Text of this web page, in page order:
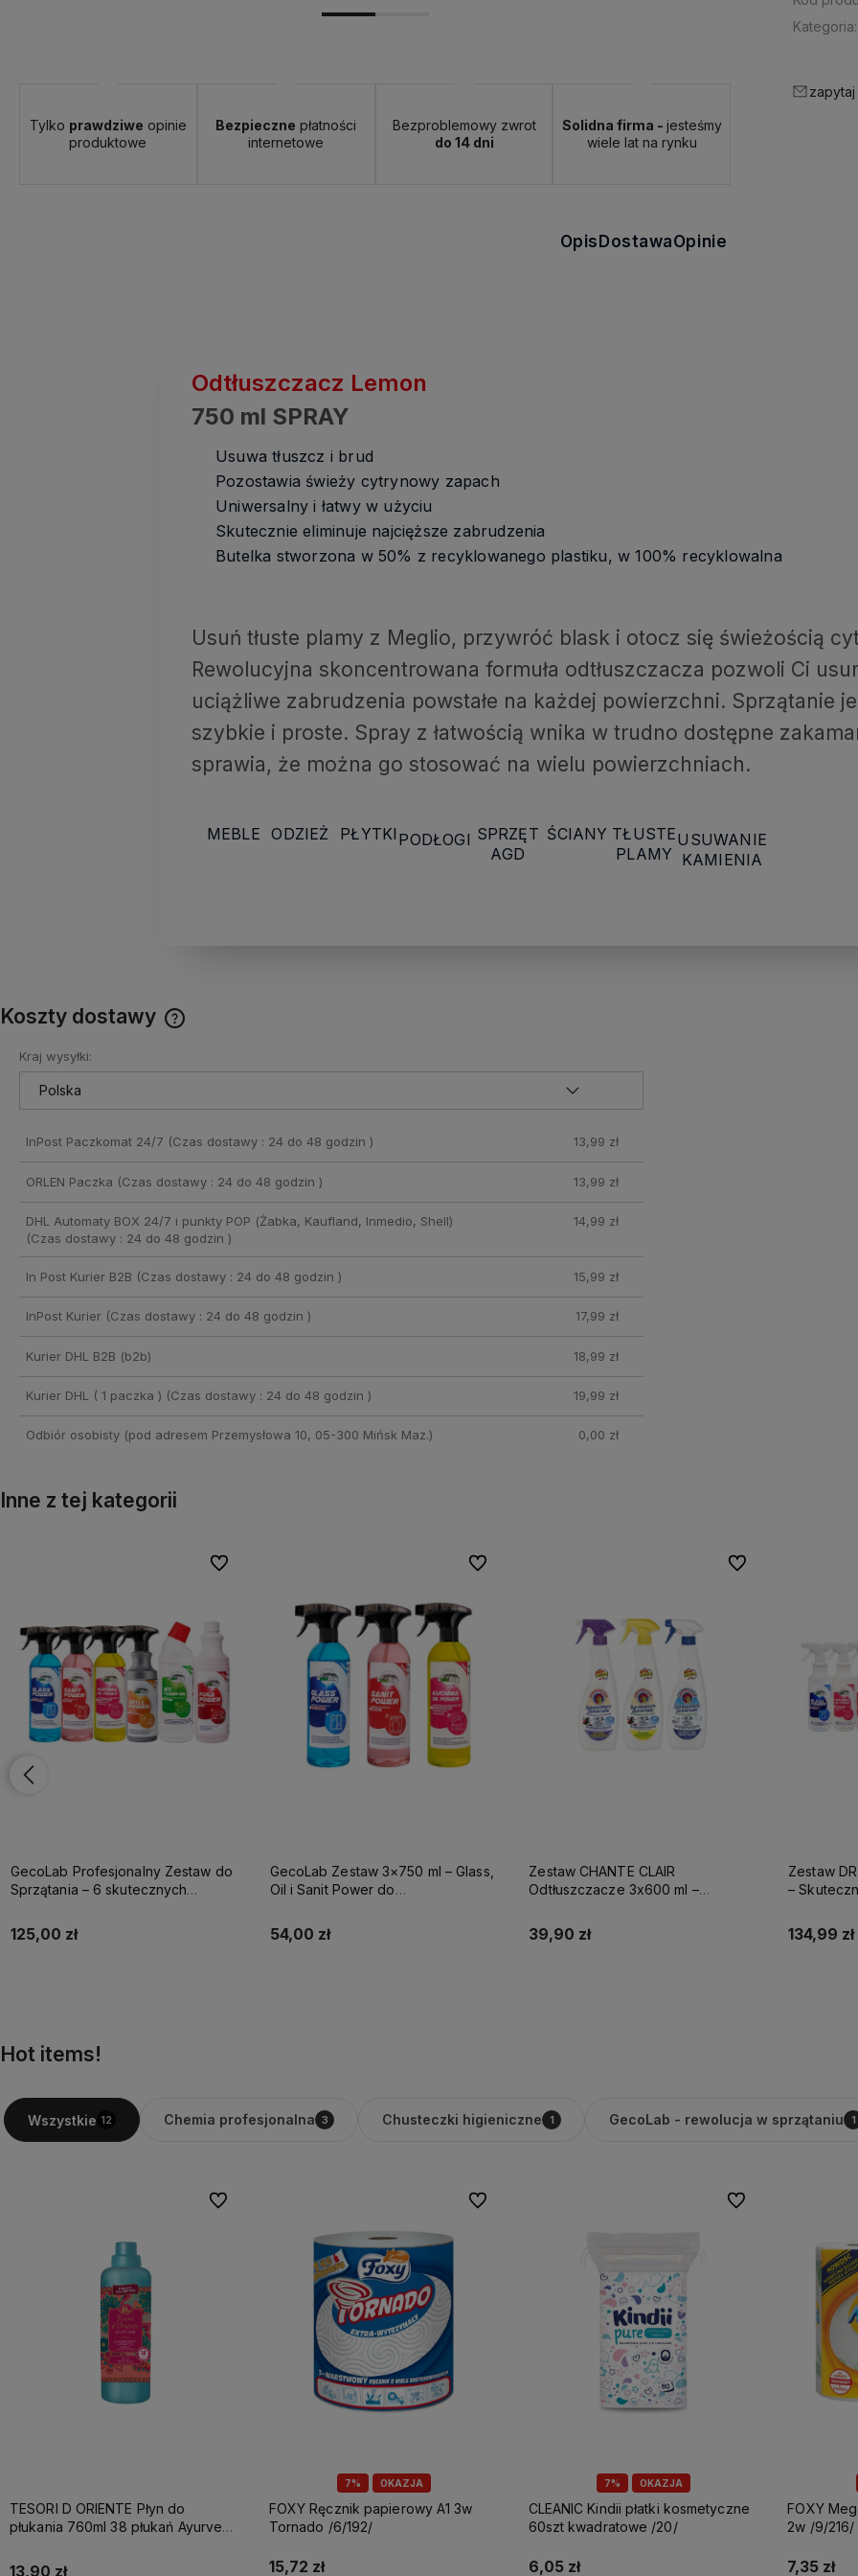
Tylko prawdziwe opinie
produktowe
Bezpieczne płatności
internetowe
Bezproblemowy zwrot
do 14 dni
Solidna firma - jesteśmy
wiele lat na rynku
Kategoria:
OpisDostawaOpinie
Odtłuszczacz Lemon
750 ml SPRAY
Usuwa tłuszcz i brud
Pozostawia świeży cytrynowy zapach
Uniwersalny i łatwy w użyciu
Skutecznie eliminuje najcięższe zabrudzenia
Butelka stworzona w 50% z recyklowanego plastiku, w 100% recyklowalna
Usuń tłuste plamy z Meglio, przywróć blask i otocz się świeżością
Rewolucyjna skoncentrowana formuła odtłuszczacza pozwoli Ci
uciążliwe zabrudzenia powstałe na każdej powierzchni. Sprzątanie
szybkie i proste. Spray z łatwością wnika w trudno dostępne
sprawia, że można go stosować na wielu powierzchniach.
MEBLE ODZIEŻ PŁYTKI PODŁOGI SPRZĘT
AGD
ŚCIANY TŁUSTE
PLAMY
USUWANIE
KAMIENIA
Koszty dostawy
Kraj wysyłki:
InPost Paczkomat 24/7 (Czas dostawy : 24 do 48 godzin ) 13,99 zł
ORLEN Paczka (Czas dostawy : 24 do 48 godzin ) 13,99 zł
DHL Automaty BOX 24/7 i punkty POP (Żabka, Kaufland, Inmedio, Shell)
(Czas dostawy : 24 do 48 godzin )
14,99 zł
In Post Kurier B2B (Czas dostawy : 24 do 48 godzin ) 15,99 zł
InPost Kurier (Czas dostawy : 24 do 48 godzin ) 17,99 zł
Kurier DHL B2B (b2b) 18,99 zł
Kurier DHL ( 1 paczka ) (Czas dostawy : 24 do 48 godzin ) 19,99 zł
Odbiór osobisty (pod adresem Przemysłowa 10, 05-300 Mińsk Maz.) 0,00 zł
Inne z tej kategorii
GecoLab Profesjonalny Zestaw do
Sprzątania – 6 skutecznych
domu
125,00 zł
Do ulubionych
Do ulubionych
GecoLab Zestaw 3×750 ml – Glass,
Oil i Sanit Power do
54,00 zł
Do ulubionych
Do ulubionych
Zestaw CHANTE CLAIR
Odtłuszczacze 3x600 ml –
39,90 zł
Do ulubionych
Do ulubionych
Zestaw
–
134,99 zł
Hot items!
Wszystkie 12 Chemia profesjonalna 3 Chusteczki higieniczne 1 GecoLab - rewolucja w sprzątaniu 1
TESORI D ORIENTE Płyn do
płukania 760ml 38 płukań Ayurveda
13,90 zł
Do ulubionych
7% OKAZJA
FOXY Ręcznik papierowy A1 3w
Tornado /6/192/
15,72 zł
Do ulubionych
7% OKAZJA
CLEANIC Kindii płatki kosmetyczne
60szt kwadratowe /20/
6,05 zł
Do ulubionych
FOXY Mega ręcznik papierowy A2
2w /9/216/
7,35 zł